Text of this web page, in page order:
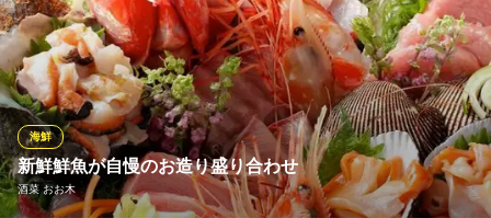
毎朝、豊洲から直送される季節を彩る獲れたて鮮魚！！一口食べ
て、すぐ分かる新鮮魚介の旨み。魚の種類によって厚みを変えた
り飾り包丁を入れたりと一手間加える寿司職人の心粋。素材味溢
れる食感や味わいを存分にご堪能頂けます。また刺身以外にも炙
りやたたき、焼魚などお客様の好みに合わせて調理致します♪
寿司茶屋 桃太郎 大塚店
大塚個室寿司居酒屋
新鮮鮮魚が自慢のお造り盛り合わせ
酒菜 おお木
海鮮